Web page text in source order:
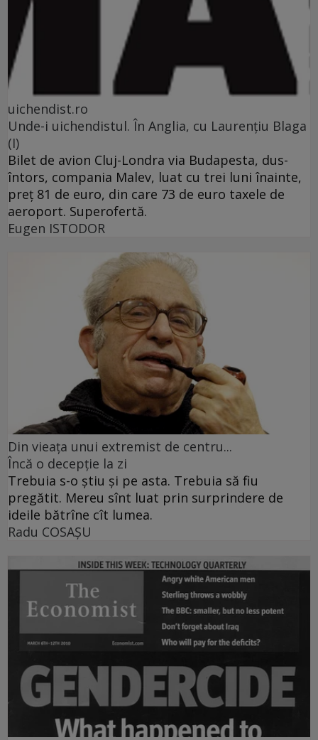
uichendist.ro
Unde-i uichendistul. În Anglia, cu Laurenţiu Blaga
(I)
Bilet de avion Cluj-Londra via Budapesta, dus-
întors, compania Malev, luat cu trei luni înainte,
preţ 81 de euro, din care 73 de euro taxele de
aeroport. Superofertă.
Eugen ISTODOR
Din vieaţa unui extremist de centru...
Încă o decepţie la zi
Trebuia s-o ştiu şi pe asta. Trebuia să fiu
pregătit. Mereu sînt luat prin surprindere de
ideile bătrîne cît lumea.
Radu COSAŞU